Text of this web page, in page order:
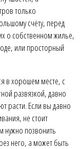
только
счёту, перед
о собственном жилье,
или просторный
в хорошем месте, с
развязкой, давно
расти. Если вы давно
не стоит
нужно позвонить
него, а может быть